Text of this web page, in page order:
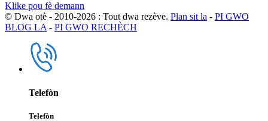
Klike pou fè demann
© Dwa otè - 2010-2026 : Tout dwa rezève. Plan sit la - PI GWO
BLOG LA - PI GWO RECHÈCH
Telefòn
Telefòn